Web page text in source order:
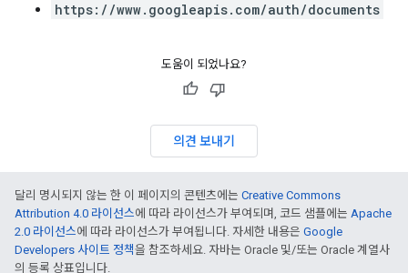
https://www.googleapis.com/auth/documents
도움이 되었나요?
의견 보내기
달리 명시되지 않는 한 이 페이지의 콘텐츠에는 Creative Commons
Attribution 4.0 라이선스에 따라 라이선스가 부여되며, 코드 샘플에는 Apache
2.0 라이선스에 따라 라이선스가 부여됩니다. 자세한 내용은 Google
Developers 사이트 정책을 참조하세요. 자바는 Oracle 및/또는 Oracle 계열사
의 등록 상표입니다.